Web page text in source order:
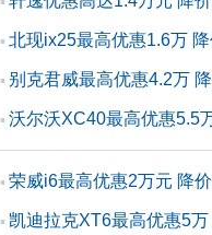
▪ 北现ix25最高优惠1.6万
▪ 别克君威最高优惠4.2万
▪ 沃尔沃XC40最高优惠5.5
▪ 荣威i6最高优惠2万元 降
▪ 凯迪拉克XT6最高优惠5